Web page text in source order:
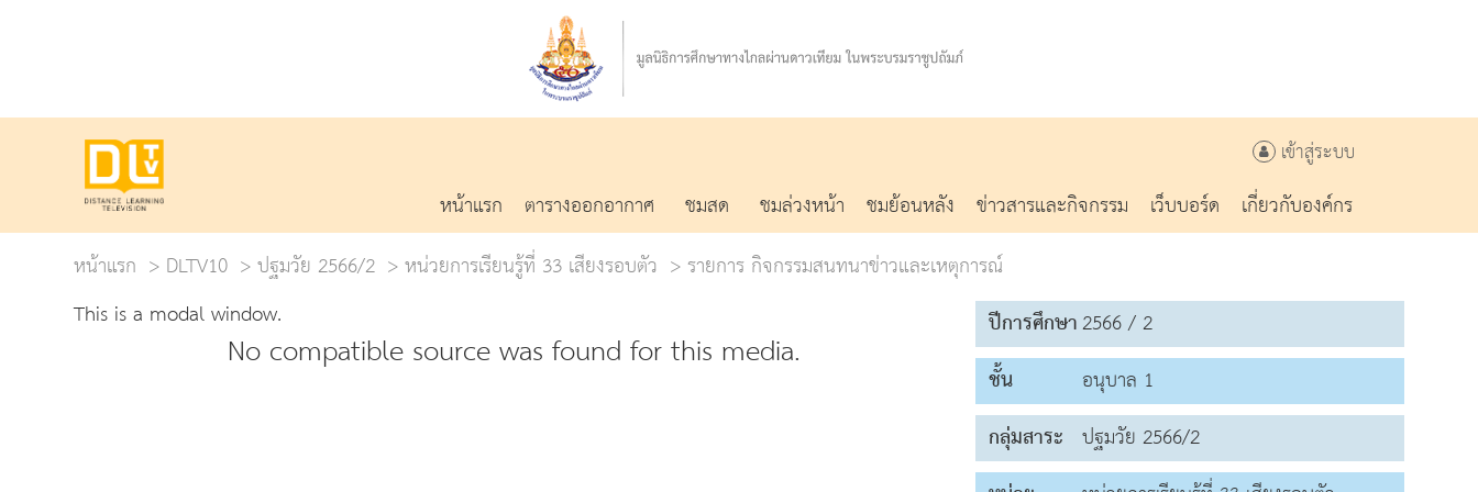
เข้าสู่ระบบ
หน้าแรก ตารางออกอากาศ ชมสด ชมล่วงหน้า ชมย้อนหลัง ข่าวสารและกิจกรรม เว็บบอร์ด
เกี่ยวกับองค์กร
หน้าแรก
DLTV10 ปฐมวัย 2566/2 หน่วยการเรียนรู้ที่ 33 เสียงรอบตัว
รายการ กิจกรรมสนทนาข่าวและเหตุการณ์
This is a modal window.
No compatible source was found for this media.
ปีการศึกษา2566 / 2
ชั้น
อนุบาล 1
กลุ่มสาระ ปฐมวัย 2566/2